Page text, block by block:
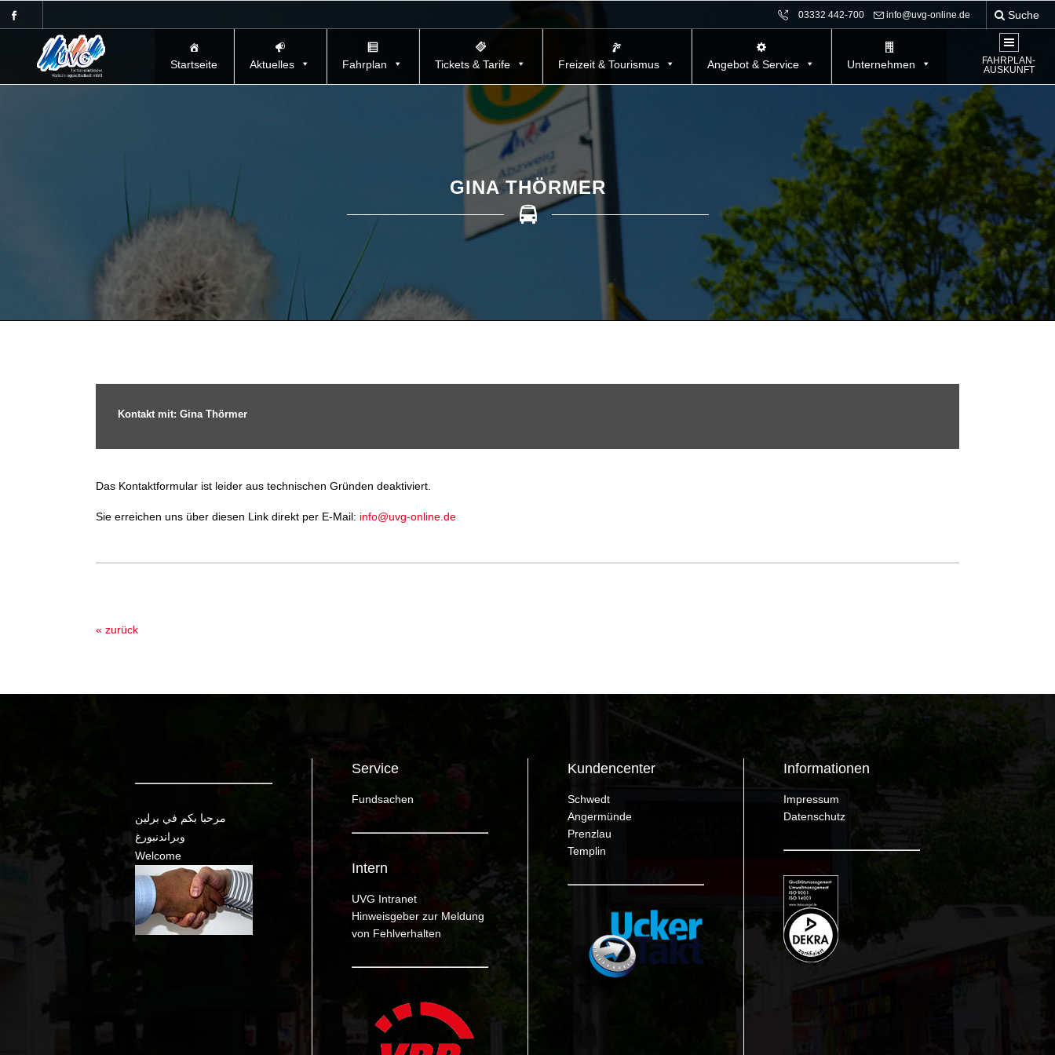
03332 442-700 info@uvg-online.de Suche
FAHRPLAN-
AUSKUNFT
Startseite Aktuelles Fahrplan Tickets & Tarife Freizeit & Tourismus Angebot & Service Unternehmen
GINA THÖRMER
Kontakt mit: Gina Thörmer
Das Kontaktformular ist leider aus technischen Gründen deaktiviert.
Sie erreichen uns über diesen Link direkt per E-Mail: info@uvg-online.de
« zurück
مرحبا بكم في برلين
وبراندنبورغ
Welcome
Service
Fundsachen
Intern
UVG Intranet
Hinweisgeber zur Meldung
von Fehlverhalten
Kundencenter
Schwedt
Angermünde
Prenzlau
Templin
Informationen
Impressum
Datenschutz